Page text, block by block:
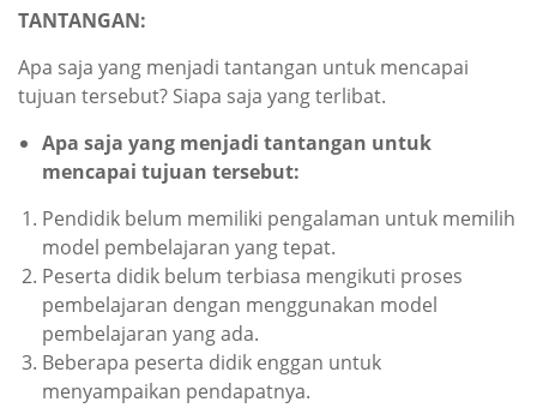
TANTANGAN:
Apa saja yang menjadi tantangan untuk mencapai
tujuan tersebut? Siapa saja yang terlibat.
Apa saja yang menjadi tantangan untuk
mencapai tujuan tersebut:
Pendidik belum memiliki pengalaman untuk memilih
model pembelajaran yang tepat.
Peserta didik belum terbiasa mengikuti proses
pembelajaran dengan menggunakan model
pembelajaran yang ada.
Beberapa peserta didik enggan untuk
menyampaikan pendapatnya.